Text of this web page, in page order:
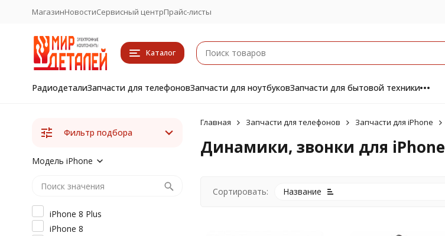
МагазинНовостиСервисный центрПрайс-листы
Каталог
РадиодеталиЗапчасти для телефоновЗапчасти для ноутбуковЗапчасти для бытовой техники
Главная Запчасти для телефонов Запчасти для iPhone
Динамики, звонки для iPhone
Сортировать: Название
Фильтр подбора
Модель iPhone
iPhone 8 Plus
iPhone 8